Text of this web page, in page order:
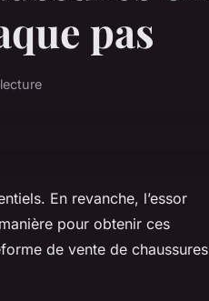
pas
En revanche, l’essor
pour obtenir ces
de vente de chaussures